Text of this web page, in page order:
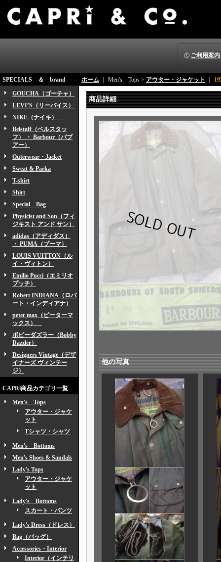
ご利用案内
SPECIALS ＆ brand
GOUCHA（ゴーチャ）
LEVI’S（リーバイス）
NIKE（ナイキ）
Belstaff（ベルスタッ
フ） ・ Barbour（バブ
アー）
Outerwear・Jacket
Sweat & Parka
T-shirt
Shirt
Special Bag
Physicist and Son（フィ
ジキスト アンド サン）
adidas（アディダス）
・ PUMA（プーマ）
LOUIS VUITTON（ル
イ・ヴィトン）
Emilio Pucci（エミリオ
プッチ）
Robert INDIANA（ロバ
ート・インディアナ）
peter max（ピーターマ
ックス）
ボビーダズラー（Bobby
Dazzler）
Designers Vintage（デザ
イナーズ ヴィンテー
ジ）
CAPRi商品カテゴリ一覧
Men's Tops
アウター・ジャケ
ット
Tシャツ・シャツ
Men's Bottoms
Men's Shoes & Sandals
Lady's Tops
アウター・ジャケ
ット
Lady's Bottoms
スカート・パンツ
Lady's Dress（ドレス）
Bag（バッグ）
Accessories・Interior
Interior（インテリ
ホーム ｜ Men's Tops > アウター・ジャケット
商品詳細
他の写真